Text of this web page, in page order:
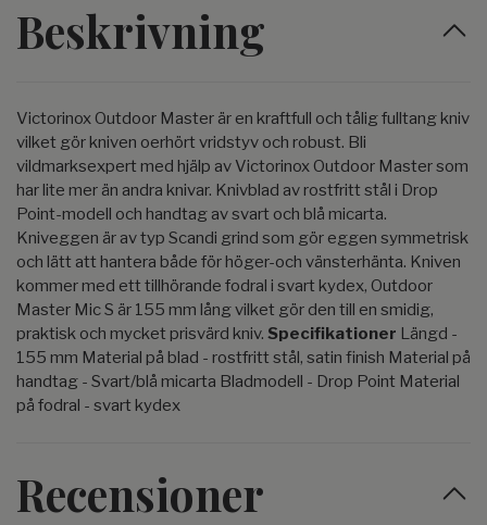
Beskrivning
Victorinox Outdoor Master är en kraftfull och tålig fulltang kniv
vilket gör kniven oerhört vridstyv och robust. Bli
vildmarksexpert med hjälp av Victorinox Outdoor Master som
har lite mer än andra knivar. Knivblad av rostfritt stål i Drop
Point-modell och handtag av svart och blå micarta.
Kniveggen är av typ Scandi grind som gör eggen symmetrisk
och lätt att hantera både för höger-och vänsterhänta. Kniven
kommer med ett tillhörande fodral i svart kydex, Outdoor
Master Mic S är 155 mm lång vilket gör den till en smidig,
praktisk och mycket prisvärd kniv. Specifikationer Längd -
155 mm Material på blad - rostfritt stål, satin finish Material på
handtag - Svart/blå micarta Bladmodell - Drop Point Material
på fodral - svart kydex
Recensioner